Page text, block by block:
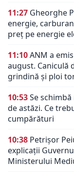
11:27 Gheorghe
energie,
preț pe energie
11:10ANM a
august. Caniculă
grindină și ploi
10:53Se
de astăzi. Ce
cumpărături
10:38 Petrișor
explicații
Ministerului